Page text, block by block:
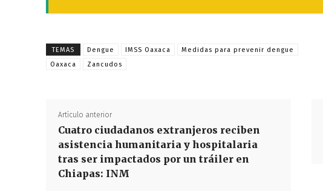
TEMAS Dengue IMSS Oaxaca
Medidas para prevenir dengue
Oaxaca
Zancudos
Artículo anterior
Cuatro ciudadanos extranjeros reciben
asistencia humanitaria y hospitalaria
tras ser impactados por un tráiler en
Chiapas: INM